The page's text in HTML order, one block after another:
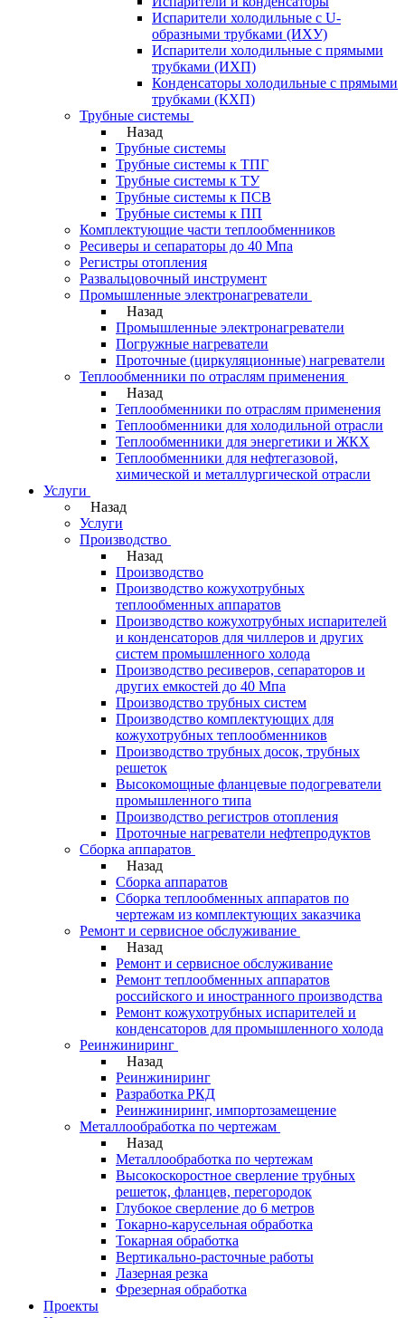
Испарители холодильные с U-
образными трубками (ИХУ)
Испарители холодильные с прямыми
трубками (ИХП)
Конденсаторы холодильные с прямыми
трубками (КХП)
Трубные системы
Назад
Трубные системы
Трубные системы к ТПГ
Трубные системы к ТУ
Трубные системы к ПСВ
Трубные системы к ПП
Комплектующие части теплообменников
Ресиверы и сепараторы до 40 Мпа
Регистры отопления
Развальцовочный инструмент
Промышленные электронагреватели
Назад
Промышленные электронагреватели
Погружные нагреватели
Проточные (циркуляционные) нагреватели
Теплообменники по отраслям применения
Назад
Теплообменники по отраслям применения
Теплообменники для холодильной отрасли
Теплообменники для энергетики и ЖКХ
Теплообменники для нефтегазовой,
химической и металлургической отрасли
Услуги
Назад
Услуги
Производство
Назад
Производство
Производство кожухотрубных
теплообменных аппаратов
Производство кожухотрубных испарителей
и конденсаторов для чиллеров и других
систем промышленного холода
Производство ресиверов, сепараторов и
других емкостей до 40 Мпа
Производство трубных систем
Производство комплектующих для
кожухотрубных теплообменников
Производство трубных досок, трубных
решеток
Высокомощные фланцевые подогреватели
промышленного типа
Производство регистров отопления
Проточные нагреватели нефтепродуктов
Сборка аппаратов
Назад
Сборка аппаратов
Сборка теплообменных аппаратов по
чертежам из комплектующих заказчика
Ремонт и сервисное обслуживание
Назад
Ремонт и сервисное обслуживание
Ремонт теплообменных аппаратов
российского и иностранного производства
Ремонт кожухотрубных испарителей и
конденсаторов для промышленного холода
Реинжиниринг
Назад
Реинжиниринг
Разработка РКД
Реинжиниринг, импортозамещение
Металлообработка по чертежам
Назад
Металлообработка по чертежам
Высокоскоростное сверление трубных
решеток, фланцев, перегородок
Глубокое сверление до 6 метров
Токарно-карусельная обработка
Токарная обработка
Вертикально-расточные работы
Лазерная резка
Фрезерная обработка
Проекты